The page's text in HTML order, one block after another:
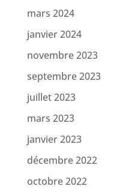
mars 2024
janvier 2024
novembre 2023
septembre 2023
juillet 2023
mars 2023
janvier 2023
décembre 2022
octobre 2022